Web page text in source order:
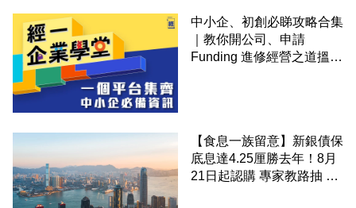
中小企、初創必睇攻略合集
｜教你開公司、申請
Funding 進修經營之道搵大
【食息一族留意】新銀債保
底息達4.25厘勝去年！8月
21日起認購 專家教路抽 20